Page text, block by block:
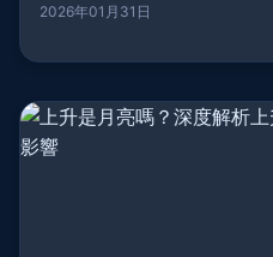
2026年01月31日